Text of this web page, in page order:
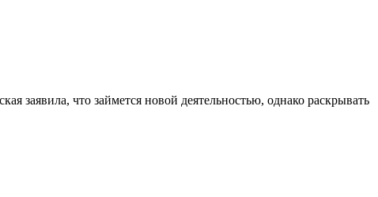
заявила, что займется новой деятельностью, однако раскрывать